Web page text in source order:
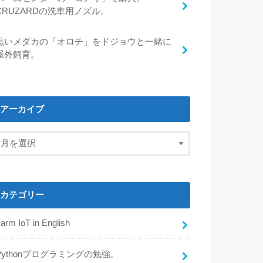
の洗車用ノズル。
いメダカの「オロチ」をドジョウと一緒に
外飼育。
アーカイブ
カテゴリー
IoT in English
プログラミングの勉強。